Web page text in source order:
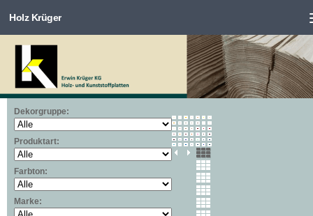
Zum Inhalt springen
Holz Krüger
Dekorgruppe:
Produktart:
Farbton:
Marke: